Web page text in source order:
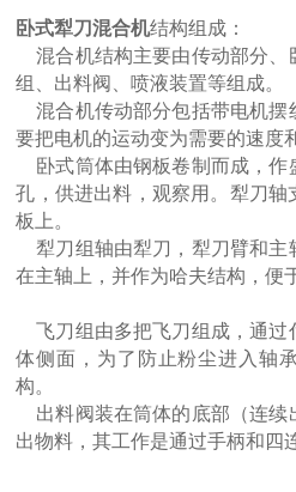
卧式犁刀混合机结构组成：
混合机结构主要由传动部分、
组、出料阀、喷液装置等组成。
混合机传动部分包括带电机摆
要把电机的运动变为需要的速度
卧式筒体由钢板卷制而成，作
孔，供进出料，观察用。犁刀
板上。
犁刀组轴由犁刀，犁刀臂和主
在主轴上，并作为哈夫结构，便
飞刀组由多把飞刀组成，通过
体侧面，为了防止粉尘进入轴
构。
出料阀装在筒体的底部（连续
出物料，其工作是通过手柄和四